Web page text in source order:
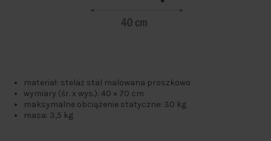
materiał: stelaż stal malowana proszkowo
wymiary (śr. x wys.): 40 × 70 cm
maksymalne obciążenie statyczne: 30 kg
masa: 3,5 kg